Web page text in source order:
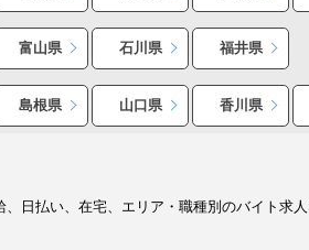
富山県 石川県 福井県
島根県 山口県 香川県
日払い、在宅、エリア・職種別のバイト求